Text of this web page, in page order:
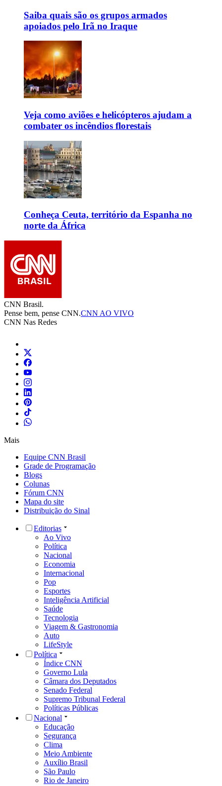
Saiba quais são os grupos armados
apoiados pelo Irã no Iraque
Veja como aviões e helicópteros ajudam a
combater os incêndios florestais
Conheça Ceuta, território da Espanha no
norte da África
CNN Brasil.
Pense bem, pense CNN.CNN AO VIVO
CNN Nas Redes
Mais
Equipe CNN Brasil
Grade de Programação
Blogs
Colunas
Fórum CNN
Mapa do site
Distribuição do Sinal
Editorias
Ao Vivo
Política
Nacional
Economia
Internacional
Pop
Esportes
Inteligência Artificial
Saúde
Tecnologia
Viagem & Gastronomia
Auto
LifeStyle
Política
Índice CNN
Governo Lula
Câmara dos Deputados
Senado Federal
Supremo Tribunal Federal
Políticas Públicas
Nacional
Educação
Segurança
Clima
Meio Ambiente
Auxílio Brasil
São Paulo
Rio de Janeiro